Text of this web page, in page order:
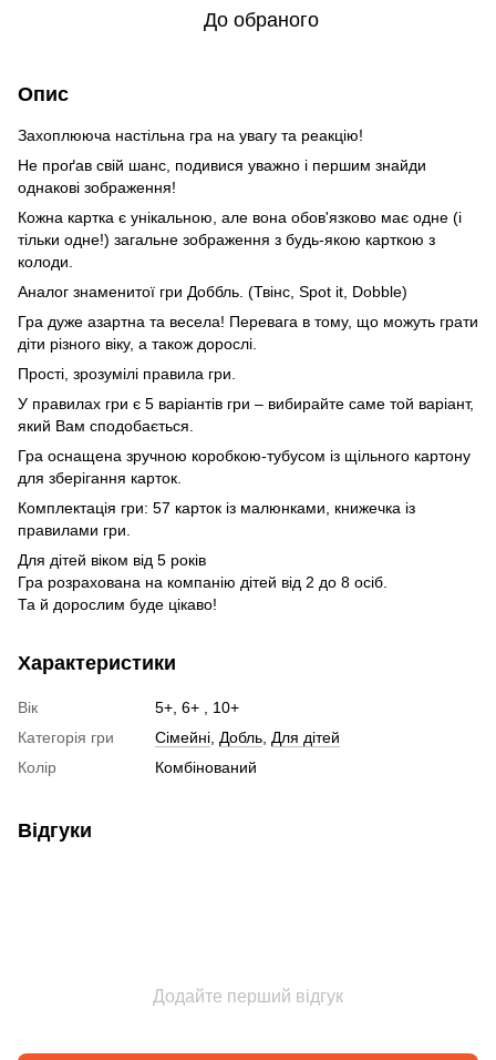
До обраного
Опис
Захоплююча настільна гра на увагу та реакцію!
Не проґав свій шанс, подивися уважно і першим знайди
однакові зображення!
Кожна картка є унікальною, але вона обов'язково має одне (і
тільки одне!) загальне зображення з будь-якою карткою з
колоди.
Аналог знаменитої гри Доббль. (Твінс, Spot it, Dobble)
Гра дуже азартна та весела! Перевага в тому, що можуть грати
діти різного віку, а також дорослі.
Прості, зрозумілі правила гри.
У правилах гри є 5 варіантів гри – вибирайте саме той варіант,
який Вам сподобається.
Гра оснащена зручною коробкою-тубусом із щільного картону
для зберігання карток.
Комплектація гри: 57 карток із малюнками, книжечка із
правилами гри.
Для дітей віком від 5 років
Гра розрахована на компанію дітей від 2 до 8 осіб.
Та й дорослим буде цікаво!
Характеристики
Вік
5+, 6+ , 10+
Категорія гри
Сімейні Добль Для дітей
Колір
Комбінований
Відгуки
Додайте перший відгук